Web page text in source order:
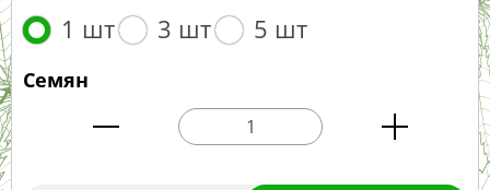
1 шт 3 шт 5 шт
Семян